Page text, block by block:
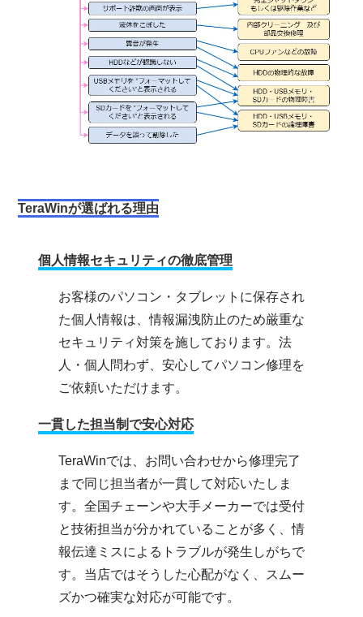
TeraWinが選ばれる理由
個人情報セキュリティの徹底管理
お客様のパソコン・タブレットに保存され
た個人情報は、情報漏洩防止のため厳重な
セキュリティ対策を施しております。法
人・個人問わず、安心してパソコン修理を
ご依頼いただけます。
一貫した担当制で安心対応
TeraWinでは、お問い合わせから修理完了
まで同じ担当者が一貫して対応いたしま
す。全国チェーンや大手メーカーでは受付
と技術担当が分かれていることが多く、情
報伝達ミスによるトラブルが発生しがちで
す。当店ではそうした心配がなく、スムー
ズかつ確実な対応が可能です。